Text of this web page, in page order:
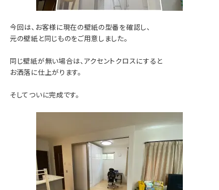
今回は、お客様に現在の壁紙の型番を確認し、
元の壁紙と同じものをご用意しました。
同じ壁紙が無い場合は、アクセントクロスにすると
お洒落に仕上がります。
そしてついに完成です。